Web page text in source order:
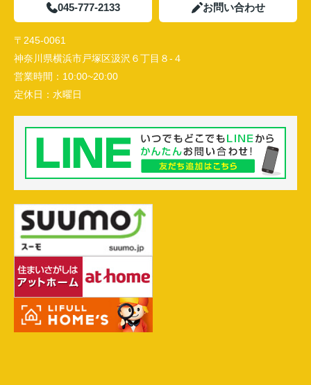
045-777-2133 お問い合わせ
〒245-0061
神奈川県横浜市戸塚区汲沢６丁目８-４
営業時間： 10:00~20:00
定休日： 水曜日